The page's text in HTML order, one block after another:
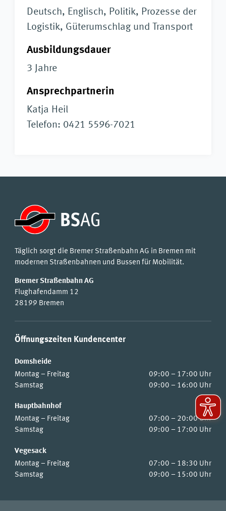
Deutsch, Englisch, Politik, Prozesse der
Logistik, Güterumschlag und Transport
Ausbildungsdauer
3 Jahre
Ansprechpartnerin
Katja Heil
Telefon: 0421 5596-7021
Täglich sorgt die Bremer Straßenbahn AG in Bremen mit
modernen Straßenbahnen und Bussen für Mobilität.
Bremer Straßenbahn AG
Flughafendamm 12
28199 Bremen
Öffnungszeiten Kundencenter
Domsheide
Montag – Freitag
09:00 – 17:00 Uhr
Samstag
09:00 – 16:00 Uhr
Hauptbahnhof
Montag – Freitag
07:00 – 20:00 Uhr
Samstag
09:00 – 17:00 Uhr
Vegesack
Montag – Freitag
07:00 – 18:30 Uhr
Samstag
09:00 – 15:00 Uhr